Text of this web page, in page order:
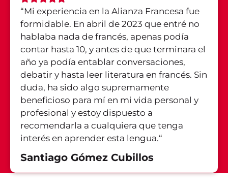
“Mi experiencia en la Alianza Francesa fue
formidable. En abril de 2023 que entré no
hablaba nada de francés, apenas podía
contar hasta 10, y antes de que terminara el
año ya podía entablar conversaciones,
debatir y hasta leer literatura en francés. Sin
duda, ha sido algo supremamente
beneficioso para mí en mi vida personal y
profesional y estoy dispuesto a
recomendarla a cualquiera que tenga
interés en aprender esta lengua.“
Santiago Gómez Cubillos